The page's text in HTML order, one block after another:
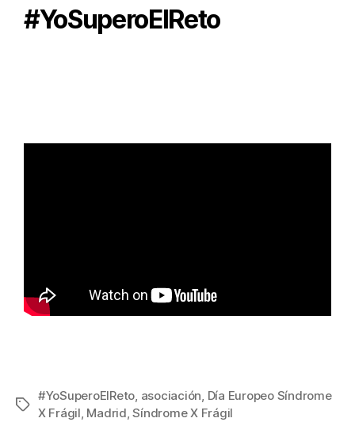
#YoSuperoElReto
#YoSuperoElReto, asociación, Día Europeo Síndrome
X Frágil, Madrid,Síndrome X Frágil